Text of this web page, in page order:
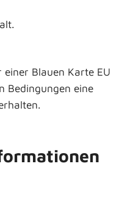
Blauen Karte EU
Bedingungen eine